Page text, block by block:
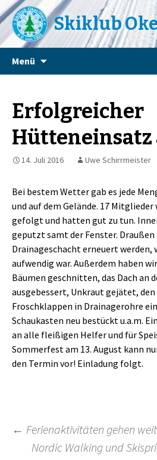
Skiklub
Menü
Erfolgreicher
Hütteneinsatz
14. Juli 2016 Uwe Schirrmeister
Bei bestem Wetter gab es jede
und auf dem Gelände. 17
gefolgt und hatten gut zu tun.
geputzt samt der Fenster. Draußen
Drainageschacht erneuert werden,
aufwendig war. Außerdem haben
Bäumen geschnitten, das Dach an
ausgebessert, Unkraut gejätet,
Froschklappen in Drainagerohre
Schaukasten neu bestückt u.a.m.
an alle fleißigen Helfer und für
Sommerfest am 13. August kann
den Termin vor! Einladung folgt.
← Ferienaktivitäten gehen
Nordic Walking und